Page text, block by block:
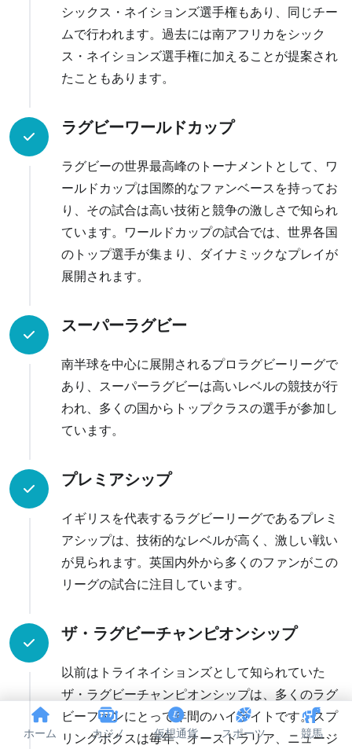
ホーム カジノ 仮想通貨 スポーツ 競馬
シックス・ネイションズ選手権もあり、同じチー
ムで行われます。過去には南アフリカをシック
ス・ネイションズ選手権に加えることが提案され
たこともあります。
ラグビーワールドカップ
ラグビーの世界最高峰のトーナメントとして、ワ
ールドカップは国際的なファンベースを持ってお
り、その試合は高い技術と競争の激しさで知られ
ています。ワールドカップの試合では、世界各国
のトップ選手が集まり、ダイナミックなプレイが
展開されます。
スーパーラグビー
南半球を中心に展開されるプロラグビーリーグで
あり、スーパーラグビーは高いレベルの競技が行
われ、多くの国からトップクラスの選手が参加し
ています。
プレミアシップ
イギリスを代表するラグビーリーグであるプレミ
アシップは、技術的なレベルが高く、激しい戦い
が見られます。英国内外から多くのファンがこの
リーグの試合に注目しています。
ザ・ラグビーチャンピオンシップ
以前はトライネイションズとして知られていた
ザ・ラグビーチャンピオンシップは、多くのラグ
ビーファンにとって年間のハイライトです。スプ
リングボクスは毎年、オーストラリア、ニュージ